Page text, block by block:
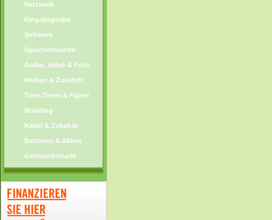
Netzwerk
Eingabegeräte
Software
Speichermedien
Audio, Video & Foto
Medien & Zubehör
Tinte,Toner & Papier
Modding
Kabel & Zubehör
Batterien & Akkus
Gebrauchtmarkt